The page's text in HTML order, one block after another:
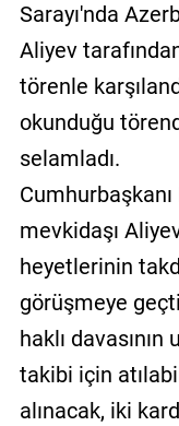
Sarayı'nda
Aliyev
törenle
okunduğu
selamladı.
mevkidaşı
heyetlerinin
görüşmeye
haklı
takibi için
alınacak, iki